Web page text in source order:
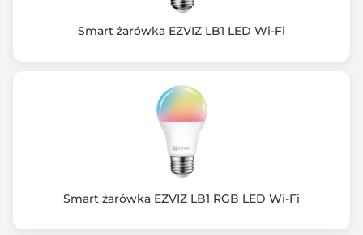
Smart żarówka EZVIZ LB1 LED Wi-Fi
Smart żarówka EZVIZ LB1 RGB LED Wi-Fi